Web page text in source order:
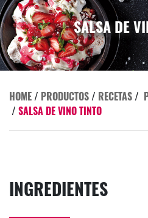
SALSA DE
HOME/ PRODUCTOS/ RECETAS/
/ SALSA DE VINO TINTO
INGREDIENTES